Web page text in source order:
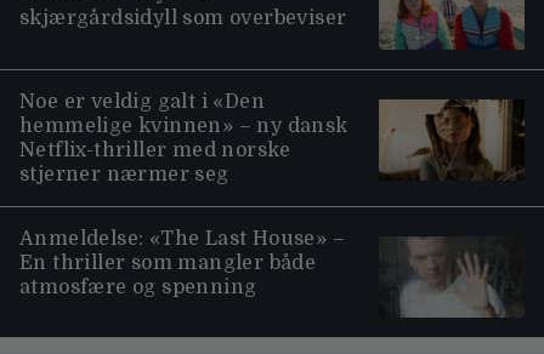
skjærgårdsidyll som overbeviser
Noe er veldig galt i «Den
hemmelige kvinnen» – ny dansk
Netflix-thriller med norske
stjerner nærmer seg
Anmeldelse: «The Last House» –
En thriller som mangler både
atmosfære og spenning